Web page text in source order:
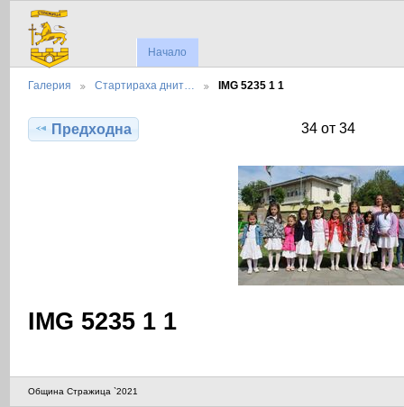
Начало
Галерия Стартираха днит… IMG 5235 1 1
Предходна 34 от 34
IMG 5235 1 1
Община Стражица `2021